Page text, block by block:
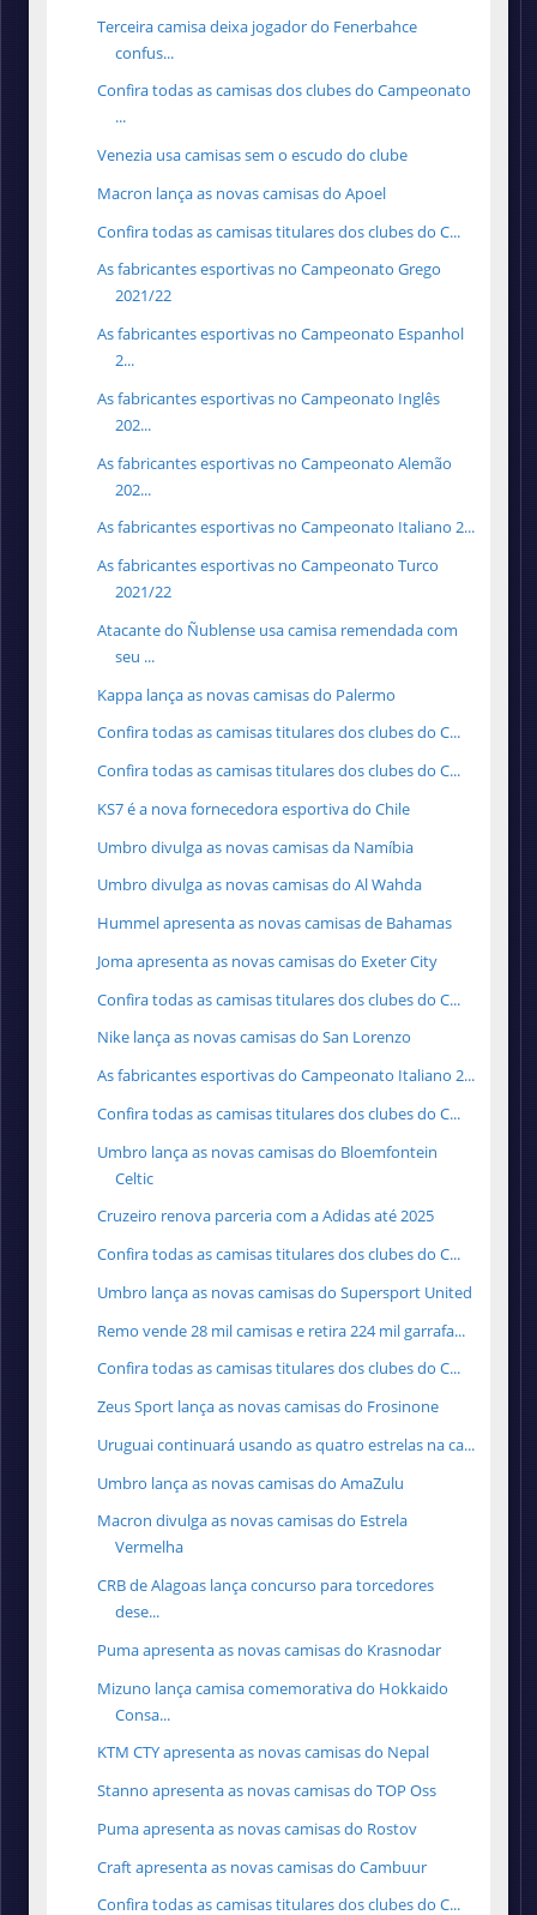
Terceira camisa deixa jogador do Fenerbahce
confus...
Confira todas as camisas dos clubes do Campeonato
...
Venezia usa camisas sem o escudo do clube
Macron lança as novas camisas do Apoel
Confira todas as camisas titulares dos clubes do C...
As fabricantes esportivas no Campeonato Grego
2021/22
As fabricantes esportivas no Campeonato Espanhol
2...
As fabricantes esportivas no Campeonato Inglês
202...
As fabricantes esportivas no Campeonato Alemão
202...
As fabricantes esportivas no Campeonato Italiano 2...
As fabricantes esportivas no Campeonato Turco
2021/22
Atacante do Ñublense usa camisa remendada com
seu ...
Kappa lança as novas camisas do Palermo
Confira todas as camisas titulares dos clubes do C...
Confira todas as camisas titulares dos clubes do C...
KS7 é a nova fornecedora esportiva do Chile
Umbro divulga as novas camisas da Namíbia
Umbro divulga as novas camisas do Al Wahda
Hummel apresenta as novas camisas de Bahamas
Joma apresenta as novas camisas do Exeter City
Confira todas as camisas titulares dos clubes do C...
Nike lança as novas camisas do San Lorenzo
As fabricantes esportivas do Campeonato Italiano 2...
Confira todas as camisas titulares dos clubes do C...
Umbro lança as novas camisas do Bloemfontein
Celtic
Cruzeiro renova parceria com a Adidas até 2025
Confira todas as camisas titulares dos clubes do C...
Umbro lança as novas camisas do Supersport United
Remo vende 28 mil camisas e retira 224 mil garrafa...
Confira todas as camisas titulares dos clubes do C...
Zeus Sport lança as novas camisas do Frosinone
Uruguai continuará usando as quatro estrelas na ca...
Umbro lança as novas camisas do AmaZulu
Macron divulga as novas camisas do Estrela
Vermelha
CRB de Alagoas lança concurso para torcedores
dese...
Puma apresenta as novas camisas do Krasnodar
Mizuno lança camisa comemorativa do Hokkaido
Consa...
KTM CTY apresenta as novas camisas do Nepal
Stanno apresenta as novas camisas do TOP Oss
Puma apresenta as novas camisas do Rostov
Craft apresenta as novas camisas do Cambuur
Confira todas as camisas titulares dos clubes do C...